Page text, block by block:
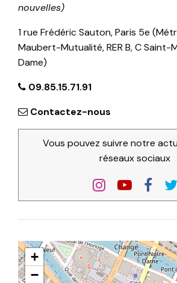
nouvelles)
1 rue Frédéric Sauton, Paris 5e
Maubert-Mutualité, RER B, C Saint-
Dame)
09.85.15.71.91
Contactez-nous
Vous pouvez suivre notre
réseaux sociaux
+
−